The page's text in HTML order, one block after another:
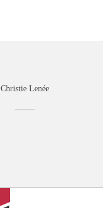
Christie Lenée